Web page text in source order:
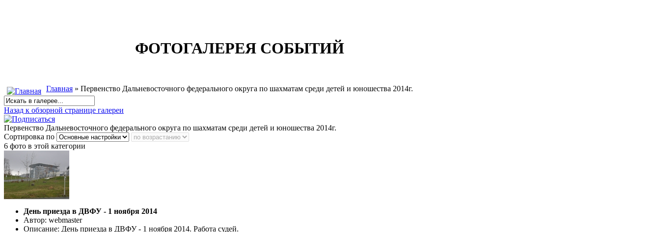
ФОТОГАЛЕРЕЯ СОБЫТИЙ
Главная » Первенство Дальневосточного федерального округа по шахматам среди детей и юношества 2014г.
Назад к обзорной странице галереи
Первенство Дальневосточного федерального округа по шахматам среди детей и юношества 2014г.
Сортировка по
6 фото в этой категории
День приезда в ДВФУ - 1 ноября 2014
Автор: webmaster
Описание: День приезда в ДВФУ - 1 ноября 2014. Работа судей.